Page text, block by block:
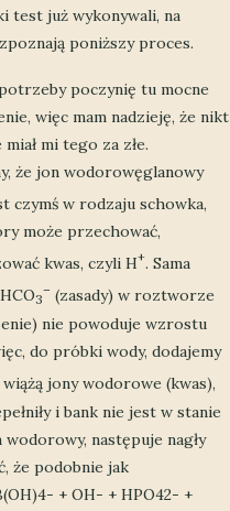
test już wykonywali, na
poniższy proces.
poczynię tu mocne
więc mam nadzieję, że nikt
mi tego za złe.
że jon wodorowęglanowy
czymś w rodzaju schowka,
może przechować,
kwas, czyli H+. Sama
3
– (zasady) w roztworze
nie powoduje wzrostu
do próbki wody, dodajemy
jony wodorowe (kwas),
i bank nie jest w stanie
następuje nagły
że podobnie jak
+ OH- + HPO42- +